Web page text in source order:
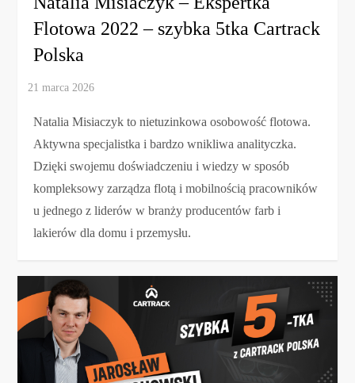
Flotowa 2022 – szybka 5tka Cartrack
Polska
Natalia Misiaczyk to nietuzinkowa osobowość flotowa.
Aktywna specjalistka i bardzo wnikliwa analityczka.
Dzięki swojemu doświadczeniu i wiedzy w sposób
kompleksowy zarządza flotą i mobilnością pracowników
u jednego z liderów w branży producentów farb i
lakierów dla domu i przemysłu.